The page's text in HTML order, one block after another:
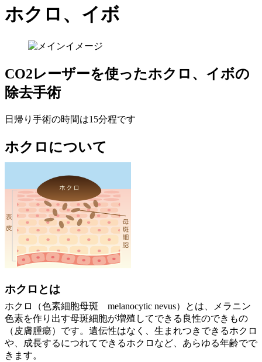
ホクロ、イボ
CO2レーザーを使ったホクロ、イボの
除去手術
日帰り手術の時間は15分程です
ホクロについて
ホクロとは
ホクロ（色素細胞母斑 melanocytic nevus）とは、メラニン
色素を作り出す母斑細胞が増殖してできる良性のできもの
（皮膚腫瘍）です。遺伝性はなく、生まれつきできるホクロ
や、成長するにつれてできるホクロなど、あらゆる年齢でで
きます。